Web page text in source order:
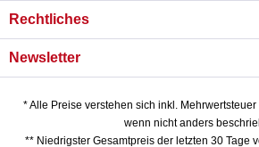
Rechtliches
Newsletter
* Alle Preise verstehen sich inkl.
wenn nicht anders
** Niedrigster Gesamtpreis der letzten 30 Tage